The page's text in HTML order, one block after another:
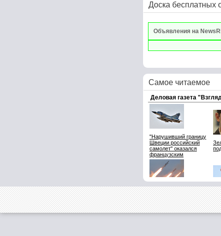
Доска бесплатных
Объявления на
Самое читаемое